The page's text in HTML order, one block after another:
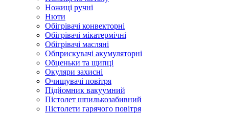
Ножиці ручні
Нюти
Обігрівачі конвекторні
Обігрівачі мікатермічні
Обігрівачі масляні
Обприскувачі акумуляторні
Обценьки та щипці
Окуляри захисні
Очищувачі повітря
Підйомник вакуумний
Пістолет шпилькозабивний
Пістолети гарячого повітря